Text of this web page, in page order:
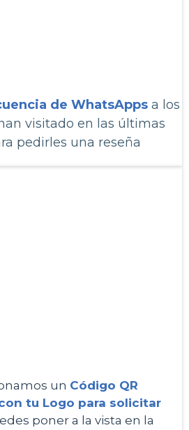
de WhatsApps a los
visitado en las últimas
pedirles una reseña
un Código QR
tu Logo para solicitar
poner a la vista en la